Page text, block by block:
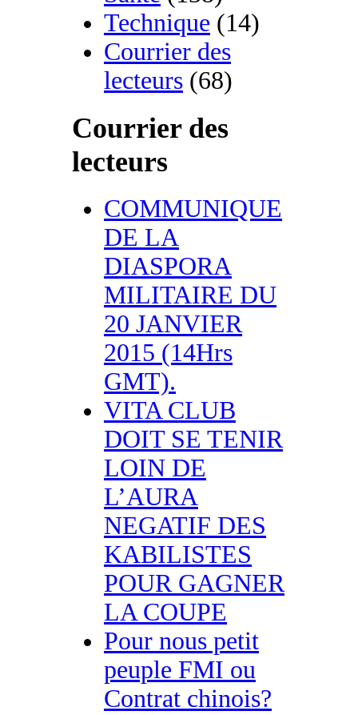
Technique (14)
Courrier des
lecteurs (68)
Courrier des
lecteurs
COMMUNIQUE
DE LA
DIASPORA
MILITAIRE DU
20 JANVIER
2015 (14Hrs
GMT).
VITA CLUB
DOIT SE TENIR
LOIN DE
L’AURA
NEGATIF DES
KABILISTES
POUR GAGNER
LA COUPE
Pour nous petit
peuple FMI ou
Contrat chinois?